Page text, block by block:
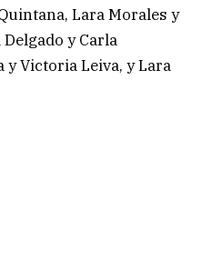
Lara Morales y
y Carla
Victoria Leiva, y Lara